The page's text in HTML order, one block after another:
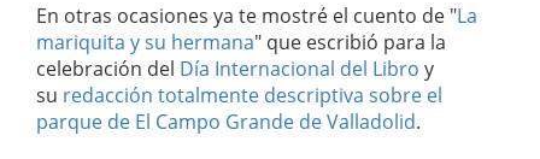
En otras ocasiones ya te mostré el cuento de "La
mariquita y su hermana" que escribió para la
celebración del Día Internacional del Libro y
su redacción totalmente descriptiva sobre el
parque de El Campo Grande de Valladolid.